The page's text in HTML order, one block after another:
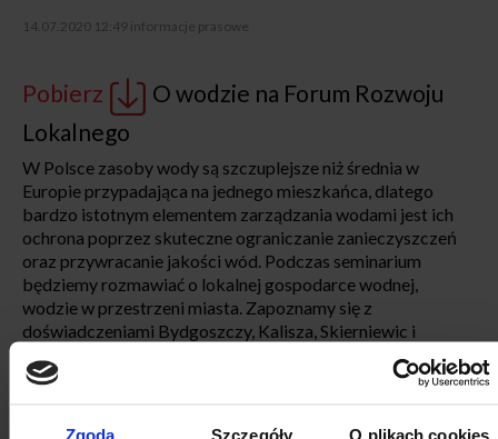
Zgoda Szczegóły O plikach cookies
14.07.2020 12:49 informacje prasowe
Pobierz
O wodzie na Forum Rozwoju
Lokalnego
W Polsce zasoby wody są szczuplejsze niż średnia w
Europie przypadająca na jednego mieszkańca, dlatego
bardzo istotnym elementem zarządzania wodami jest ich
ochrona poprzez skuteczne ograniczanie zanieczyszczeń
oraz przywracanie jakości wód. Podczas seminarium
będziemy rozmawiać o lokalnej gospodarce wodnej,
wodzie w przestrzeni miasta. Zapoznamy się z
doświadczeniami Bydgoszczy, Kalisza, Skierniewic i